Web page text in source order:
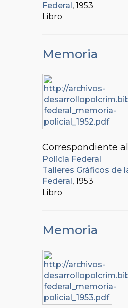
Federal , 1953
Libro
Memoria
Correspondiente
Policía Federal
Talleres Gráficos de
Federal , 1953
Libro
Memoria